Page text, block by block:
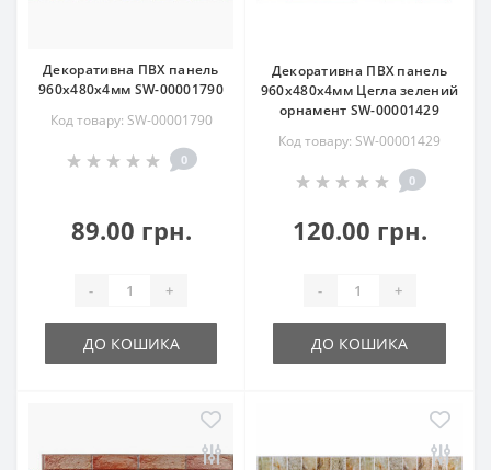
Декоративна ПВХ панель
960х480х4мм SW-00001790
Код товару: SW-00001790
0
89.00 грн.
- +
ДО КОШИКА
Декоративна ПВХ панель
960х480х4мм Цегла зелений
орнамент SW-00001429
Код товару: SW-00001429
0
120.00 грн.
- +
ДО КОШИКА